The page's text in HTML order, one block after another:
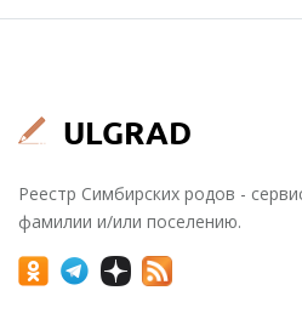
Реестр Симбирских родов -
фамилии и/или поселению.